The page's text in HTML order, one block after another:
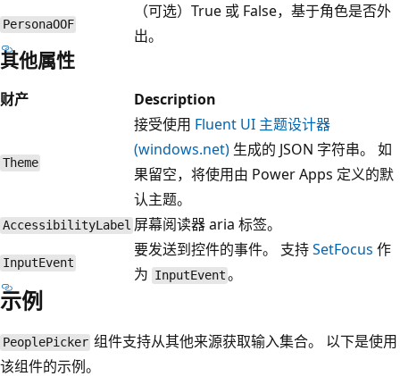
PersonaOOF
（可选）True 或 False，基于角色是否外
出。
其他属性
财产 Description
Theme
接受使用 Fluent UI 主题设计器
(windows.net) 生成的 JSON 字符串。 如
果留空，将使用由 Power Apps 定义的默
认主题。
AccessibilityLabel 屏幕阅读器 aria 标签。
InputEvent
要发送到控件的事件。 支持SetFocus 作
为 InputEvent 。
示例
PeoplePicker 组件支持从其他来源获取输入集合。 以下是使用
该组件的示例。